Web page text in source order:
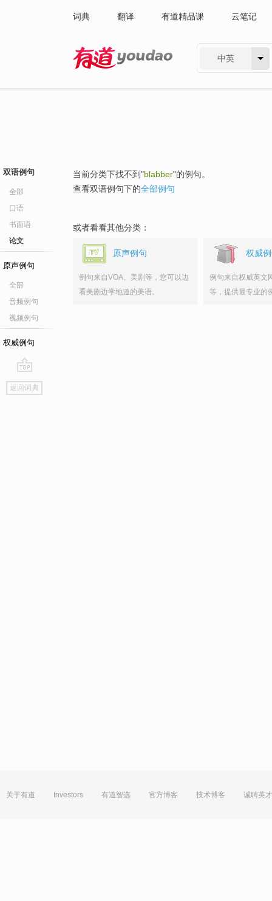
词典 翻译 有道精品课 云笔记
中英
双语例句
全部
口语
书面语
论文
原声例句
全部
音频例句
视频例句
权威例句
go
top
返回词典
当前分类下找不到"blabber"的例句。
查看双语例句下的全部例句
或者看看其他分类：
原声例句
例句来自VOA、美剧等，您可以边
看美剧边学地道的美语。
权威
例句来自权威英文
等，提供最专业的
关于有道 Investors 有道智选 官方博客 技术博客 诚聘英才